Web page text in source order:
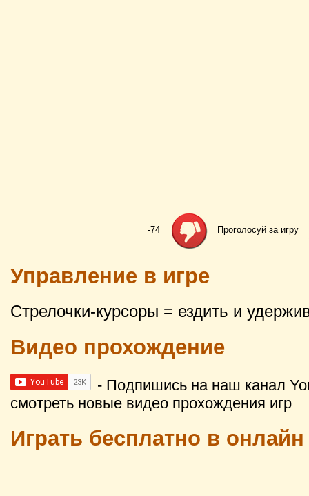
-74 Проголосуй за игру
Управление в игре
Стрелочки-курсоры = ездить и
Видео прохождение
- Подпишись на наш канал
смотреть новые видео прохождения игр
Играть бесплатно в